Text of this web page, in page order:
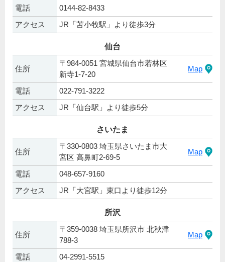
電話
0144-82-8433
アクセス
JR「苫小牧駅」より徒歩3分
仙台
住所
〒984-0051 宮城県仙台市若林区
新寺1-7-20
Map
電話
022-791-3222
アクセス
JR「仙台駅」より徒歩5分
さいたま
住所
〒330-0803 埼玉県さいたま市大
宮区 高鼻町2-69-5
Map
電話
048-657-9160
アクセス
JR「大宮駅」東口より徒歩12分
所沢
住所
〒359-0038 埼玉県所沢市 北秋津
788-3
Map
電話 04-2991-5515